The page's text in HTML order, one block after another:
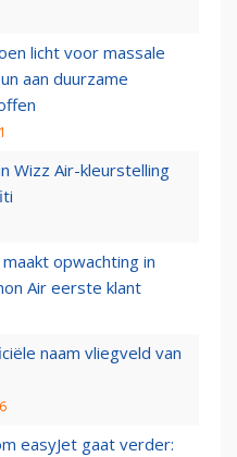
licht voor massale
aan duurzame
Wizz Air-kleurstelling
opwachting in
Air eerste klant
naam vliegveld van
easyJet gaat verder: